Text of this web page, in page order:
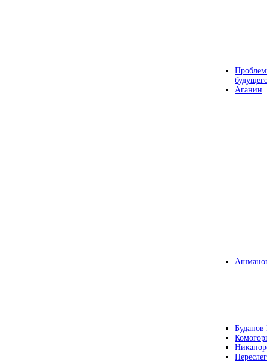
Аганин
Буданов